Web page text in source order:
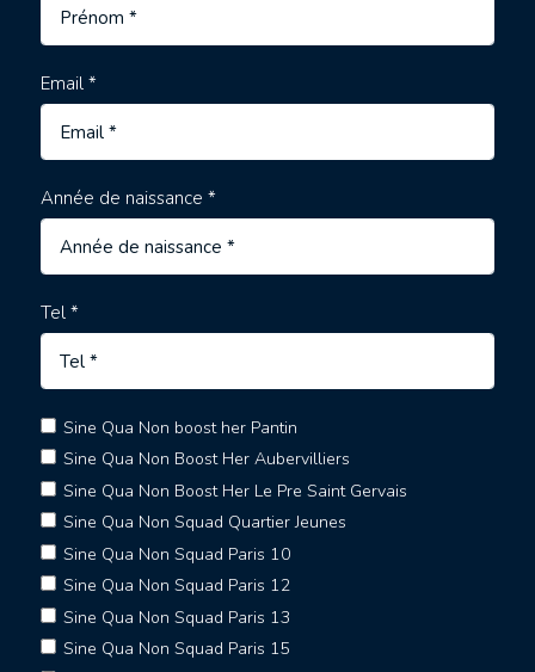
Email *
Année de naissance *
Tel *
Sine Qua Non boost her Pantin
Sine Qua Non Boost Her Aubervilliers
Sine Qua Non Boost Her Le Pre Saint Gervais
Sine Qua Non Squad Quartier Jeunes
Sine Qua Non Squad Paris 10
Sine Qua Non Squad Paris 12
Sine Qua Non Squad Paris 13
Sine Qua Non Squad Paris 15